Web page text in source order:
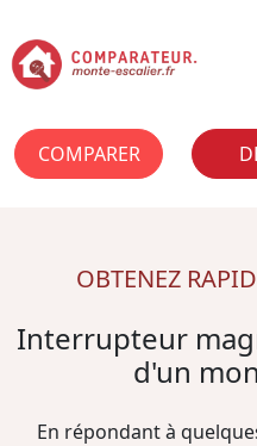
COMPARER
OBTENEZ
Interrupteur
d'un
En répondant à